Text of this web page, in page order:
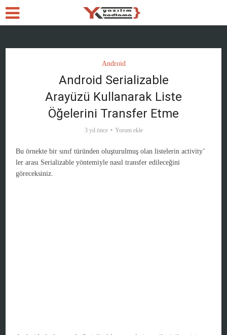
Android
Android Serializable
Arayüzü Kullanarak Liste
Öğelerini Transfer Etme
3 yıl önce Yorum ekle
Bu örnekte bir sınıf türünden oluşturulmuş olan listelerin activity’
ler arası Serializable yöntemiyle nasıl transfer edileceğini
göreceksiniz.